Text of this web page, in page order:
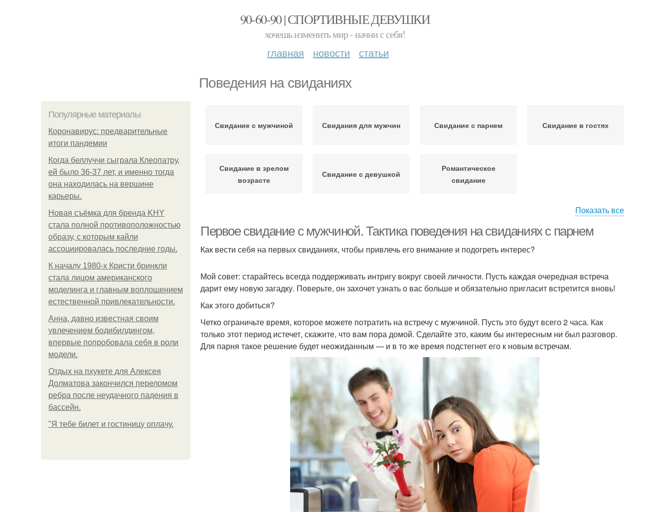
90-60-90 | СПОРТИВНЫЕ ДЕВУШКИ
хочешь изменить мир - начни с себя!
главная новости статьи
Поведения на свиданиях
Популярные материалы
Коронавирус: предварительные
итоги пандемии
Когда беллуччи сыграла Клеопатру,
ей было 36-37 лет, и именно тогда
она находилась на вершине
карьеры.
Новая съёмка для бренда KHY
стала полной противоположностью
образу, с которым кайли
ассоциировалась последние годы.
К началу 1980-х Кристи бринкли
стала лицом американского
моделинга и главным воплощением
естественной привлекательности.
Анна, давно известная своим
увлечением бодибилдингом,
впервые попробовала себя в роли
модели.
Отдых на пхукете для Алексея
Долматова закончился переломом
ребра после неудачного падения в
бассейн.
"Я тебе билет и гостиницу оплачу.
Свидание с мужчиной Свидания для мужчин Свидание с парнем Свидание в гостях
Свидание в зрелом
возрасте
Свидание с девушкой
Романтическое
свидание
Показать все
Первое свидание с мужчиной. Тактика поведения на свиданиях с парнем
Как вести себя на первых свиданиях, чтобы привлечь его внимание и подогреть интерес?
Мой совет: старайтесь всегда поддерживать интригу вокруг своей личности. Пусть каждая очередная встреча
дарит ему новую загадку. Поверьте, он захочет узнать о вас больше и обязательно пригласит встретится вновь!
Как этого добиться?
Четко ограничьте время, которое можете потратить на встречу с мужчиной. Пусть это будут всего 2 часа. Как
только этот период истечет, скажите, что вам пора домой. Сделайте это, каким бы интересным ни был разговор.
Для парня такое решение будет неожиданным — и в то же время подстегнет его к новым встречам.